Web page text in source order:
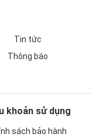
Tin tức
Thông báo
khoản sử dụng
sách bảo hành